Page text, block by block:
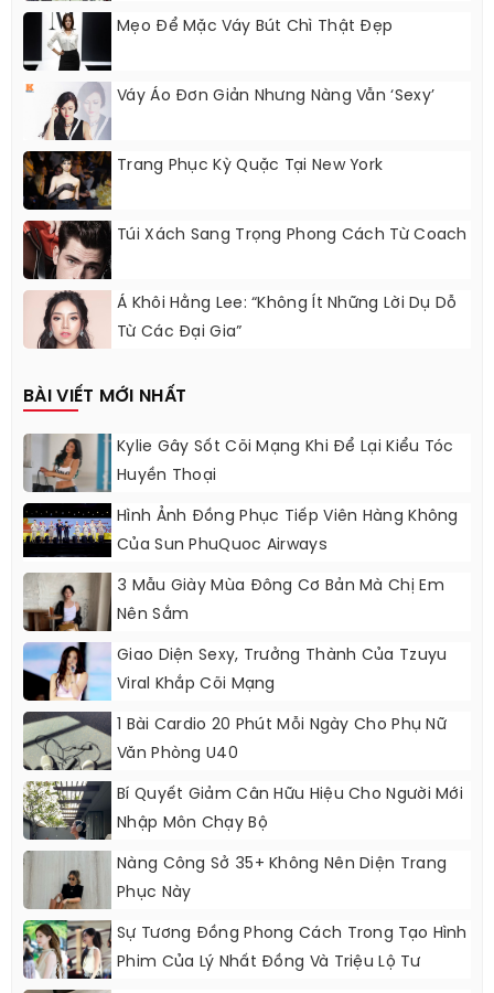
Mẹo Để Mặc Váy Bút Chì Thật Đẹp
Váy Áo Đơn Giản Nhưng Nàng Vẫn ‘sexy’
Trang Phục Kỳ Quặc Tại New York
Túi Xách Sang Trọng Phong Cách Từ Coach
Á Khôi Hằng Lee: “Không Ít Những Lời Dụ Dỗ
Từ Các Đại Gia”
BÀI VIẾT MỚI NHẤT
Kylie Gây Sốt Cõi Mạng Khi Để Lại Kiểu Tóc
Huyền Thoại
Hình Ảnh Đồng Phục Tiếp Viên Hàng Không
Của Sun PhuQuoc Airways
3 Mẫu Giày Mùa Đông Cơ Bản Mà Chị Em
Nên Sắm
Giao Diện Sexy, Trưởng Thành Của Tzuyu
Viral Khắp Cõi Mạng
1 Bài Cardio 20 Phút Mỗi Ngày Cho Phụ Nữ
Văn Phòng U40
Bí Quyết Giảm Cân Hữu Hiệu Cho Người Mới
Nhập Môn Chạy Bộ
Nàng Công Sở 35+ Không Nên Diện Trang
Phục Này
Sự Tương Đồng Phong Cách Trong Tạo Hình
Phim Của Lý Nhất Đồng Và Triệu Lộ Tư